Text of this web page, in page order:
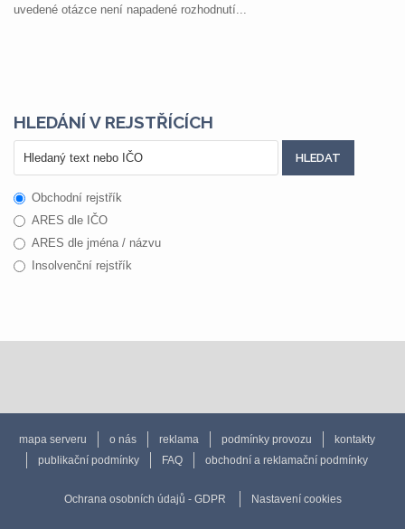
uvedené otázce není napadené rozhodnutí...
HLEDÁNÍ V REJSTŘÍCÍCH
Obchodní rejstřík
ARES dle IČO
ARES dle jména / názvu
Insolvenční rejstřík
mapa serveru o nás reklama podmínky provozu
kontakty
publikační podmínky
FAQ obchodní a reklamační podmínky
Ochrana osobních údajů - GDPR Nastavení cookies